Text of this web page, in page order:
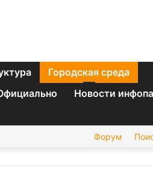
Городская среда
Новости
Форум